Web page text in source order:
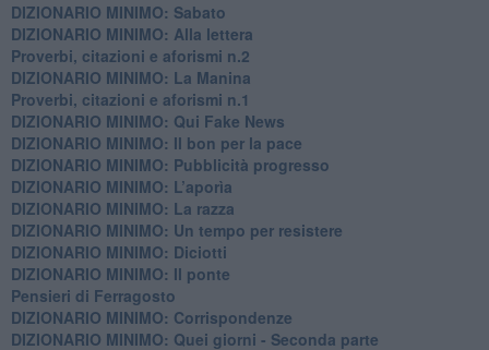
DIZIONARIO MINIMO: Sabato
​DIZIONARIO MINIMO: Alla lettera
Proverbi, citazioni e aforismi n.2
DIZIONARIO MINIMO: La Manina
​Proverbi, citazioni e aforismi n.1
DIZIONARIO MINIMO: Qui Fake News
DIZIONARIO MINIMO: ​Il bon per la pace
DIZIONARIO MINIMO: Pubblicità progresso
DIZIONARIO MINIMO: L’aporìa
DIZIONARIO MINIMO: La razza
DIZIONARIO MINIMO: Un tempo per resistere
DIZIONARIO MINIMO: Diciotti
DIZIONARIO MINIMO: Il ponte
Pensieri di Ferragosto
DIZIONARIO MINIMO: Corrispondenze
DIZIONARIO MINIMO: Quei giorni - Seconda parte